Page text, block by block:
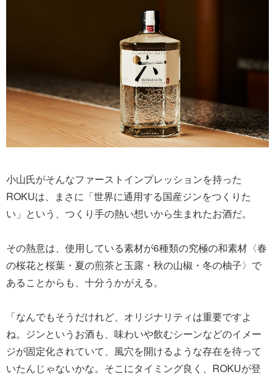
小山氏がそんなファーストインプレッションを持った
ROKUは、まさに「世界に通用する国産ジンをつくりた
い」という、つくり手の熱い想いから生まれたお酒だ。
その熱意は、使用している素材が6種類の究極の和素材〈春
の桜花と桜葉・夏の煎茶と玉露・秋の山椒・冬の柚子〉で
あることからも、十分うかがえる。
「なんでもそうだけれど、オリジナリティは重要ですよ
ね。ジンというお酒も、味わいや飲むシーンなどのイメー
ジが固定化されていて、風穴を開けるような存在を待って
いたんじゃないかな。そこにタイミング良く、ROKUが登